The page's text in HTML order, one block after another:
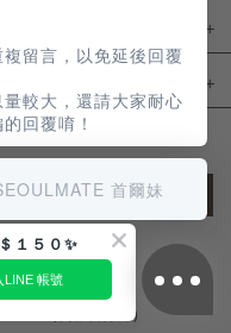
JOIN
- Fri(例假日除外)
留言，以免延後回覆
較大，還請大家耐心
回覆唷！
首爾妹
１５０✨
LINE 帳號